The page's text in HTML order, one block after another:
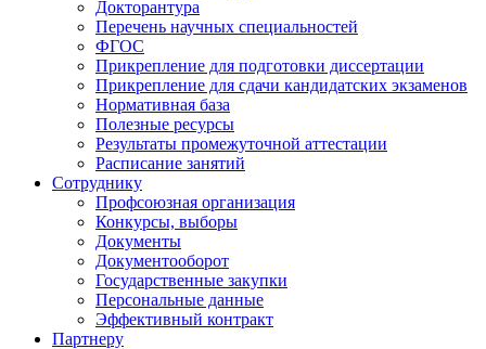
Докторантура
Перечень научных специальностей
ФГОС
Прикрепление для подготовки диссертации
Прикрепление для сдачи кандидатских экзаменов
Нормативная база
Полезные ресурсы
Результаты промежуточной аттестации
Расписание занятий
Сотруднику
Профсоюзная организация
Конкурсы, выборы
Документы
Документооборот
Государственные закупки
Персональные данные
Эффективный контракт
Партнеру